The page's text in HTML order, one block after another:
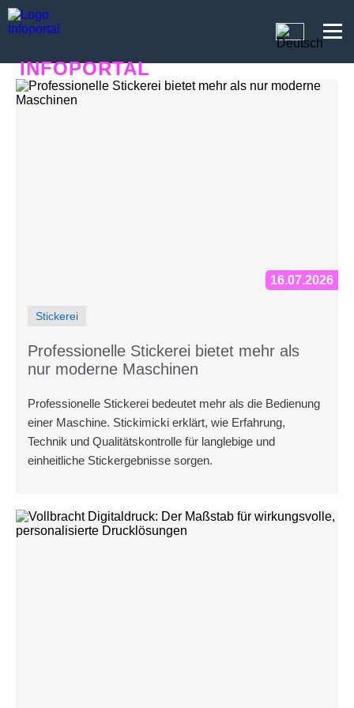
INFOPORTAL
E5H
16.07.2026
Stickerei
Professionelle Stickerei bietet mehr als
nur moderne Maschinen
Professionelle Stickerei bedeutet mehr als die Bedienung
einer Maschine. Stickimicki erklärt, wie Erfahrung,
Technik und Qualitätskontrolle für langlebige und
einheitliche Stickergebnisse sorgen.